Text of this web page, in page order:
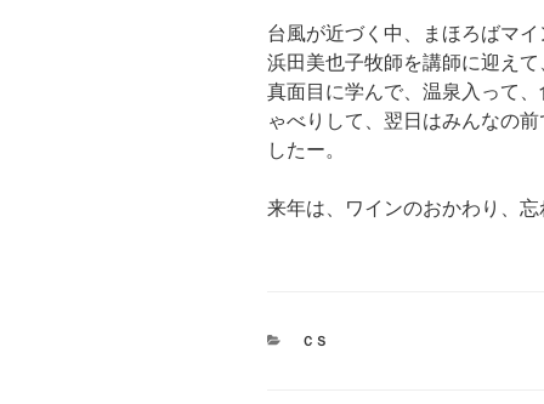
台風が近づく中、まほろばマ
浜田美也子牧師を講師に迎えて
真面目に学んで、温泉入って
ゃべりして、翌日はみんなの
したー。
来年は、ワインのおかわり、忘
カ
ＣＳ